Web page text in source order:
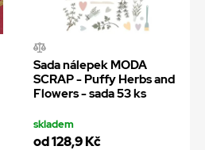
Sada nálepek MODA
SCRAP - Puffy Herbs and
Flowers - sada 53 ks
skladem
od 128,9 Kč